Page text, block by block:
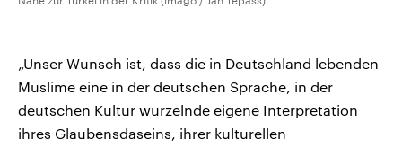
„Unser Wunsch ist, dass die in Deutschland lebenden
Muslime eine in der deutschen Sprache, in der
deutschen Kultur wurzelnde eigene Interpretation
ihres Glaubensdaseins, ihrer kulturellen